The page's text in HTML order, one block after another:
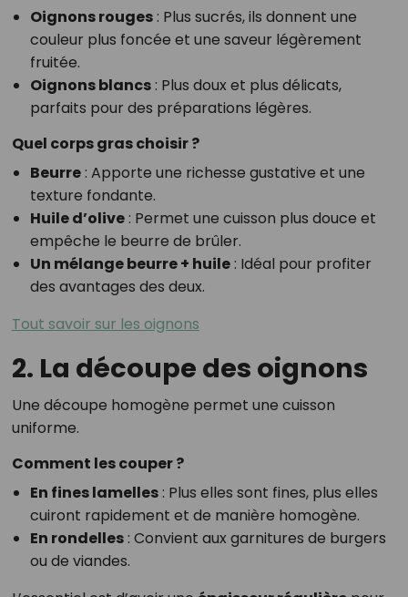
Oignons rouges: Plus sucrés, ils donnent une
couleur plus foncée et une saveur légèrement
fruitée.
Oignons blancs: Plus doux et plus délicats,
parfaits pour des préparations légères.
Quel corps gras choisir ?
Beurre: Apporte une richesse gustative et une
texture fondante.
Huile d’olive: Permet une cuisson plus douce et
empêche le beurre de brûler.
Un mélange beurre + huile: Idéal pour profiter
des avantages des deux.
Tout savoir sur les oignons
2. La découpe des oignons
Une découpe homogène permet une cuisson
uniforme.
Comment les couper ?
En fines lamelles: Plus elles sont fines, plus elles
cuiront rapidement et de manière homogène.
En rondelles: Convient aux garnitures de burgers
ou de viandes.